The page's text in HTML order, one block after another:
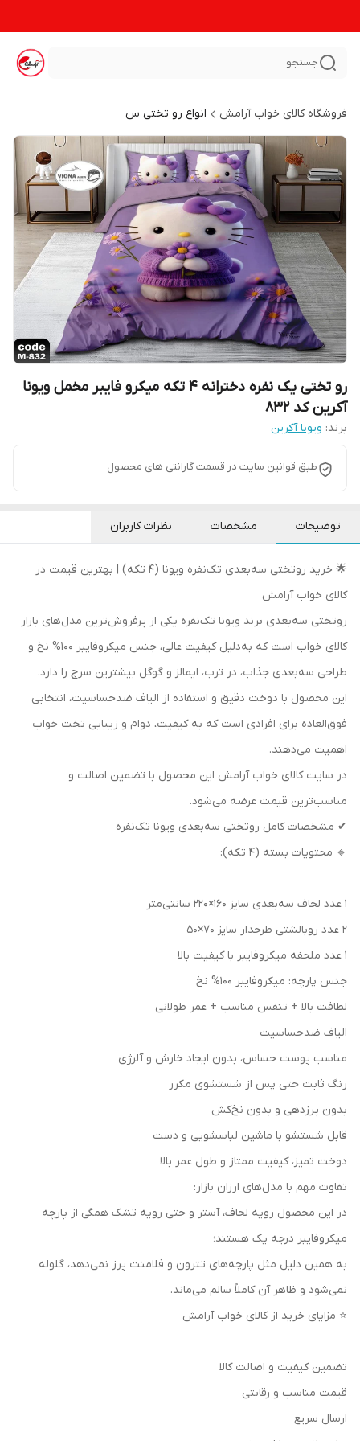
جستجو
فروشگاه کالای خواب آرامش انواع رو تختی س
رو تختی یک نفره دخترانه 4 تکه میکرو فایبر مخمل ویونا
آکرین کد 832
برند: ویونا آکرین
طبق قوانین سایت در قسمت گارانتی های محصول
توضیحات مشخصات نظرات کاربران
🌟 خرید روتختی سه‌بعدی تک‌نفره ویونا (۴ تکه) | بهترین قیمت در
کالای خواب آرامش
روتختی سه‌بعدی برند ویونا تک‌نفره یکی از پرفروش‌ترین مدل‌های بازار
کالای خواب است که به‌دلیل کیفیت عالی، جنس میکروفایبر 100% نخ و
طراحی سه‌بعدی جذاب، در ترب، ایمالز و گوگل بیشترین سرچ را دارد.
این محصول با دوخت دقیق و استفاده از الیاف ضدحساسیت، انتخابی
فوق‌العاده برای افرادی است که به کیفیت، دوام و زیبایی تخت خواب
اهمیت می‌دهند.
در سایت کالای خواب آرامش این محصول با تضمین اصالت و
مناسب‌ترین قیمت عرضه می‌شود.
✔ مشخصات کامل روتختی سه‌بعدی ویونا تک‌نفره
🔹 محتویات بسته (۴ تکه):
۱ عدد لحاف سه‌بعدی سایز ۱۶۰×۲۲۰ سانتی‌متر
۲ عدد روبالشتی طرحدار سایز ۷۰×۵۰
۱ عدد ملحفه میکروفایبر با کیفیت بالا
جنس پارچه: میکروفایبر 100% نخ
لطافت بالا + تنفس مناسب + عمر طولانی
الیاف ضدحساسیت
مناسب پوست حساس، بدون ایجاد خارش و آلرژی
رنگ ثابت حتی پس از شستشوی مکرر
بدون پرزدهی و بدون نخ‌کش
قابل شستشو با ماشین لباسشویی و دست
دوخت تمیز، کیفیت ممتاز و طول عمر بالا
تفاوت مهم با مدل‌های ارزان بازار:
در این محصول رویه لحاف، آستر و حتی رویه تشک همگی از پارچه
میکروفایبر درجه یک هستند؛
به همین دلیل مثل پارچه‌های تترون و فلامنت پرز نمی‌دهد، گلوله
نمی‌شود و ظاهر آن کاملاً سالم می‌ماند.
⭐ مزایای خرید از کالای خواب آرامش
تضمین کیفیت و اصالت کالا
قیمت مناسب و رقابتی
ارسال سریع